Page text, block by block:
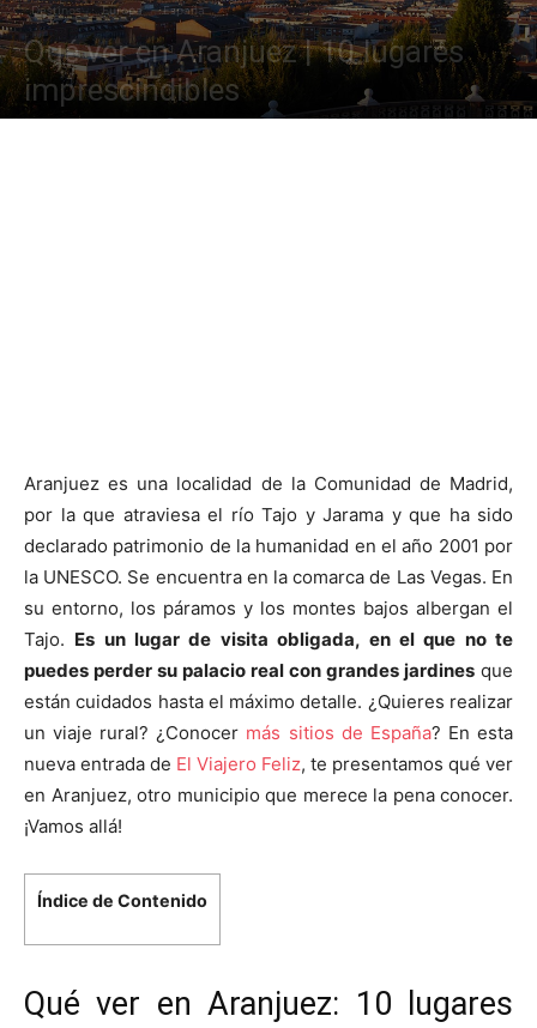
Destinos Europa España
Qué ver en Aranjuez | 10 lugares
imprescindibles
Aranjuez es una localidad de la Comunidad de Madrid,
por la que atraviesa el río Tajo y Jarama y que ha sido
declarado patrimonio de la humanidad en el año 2001 por
la UNESCO. Se encuentra en la comarca de Las Vegas. En
su entorno, los páramos y los montes bajos albergan el
Tajo. Es un lugar de visita obligada, en el que no te
puedes perder su palacio real con grandes jardines que
están cuidados hasta el máximo detalle. ¿Quieres realizar
un viaje rural? ¿Conocer más sitios de España? En esta
nueva entrada de El Viajero Feliz, te presentamos qué ver
en Aranjuez, otro municipio que merece la pena conocer.
¡Vamos allá!
Índice de Contenido
Qué ver en Aranjuez: 10 lugares